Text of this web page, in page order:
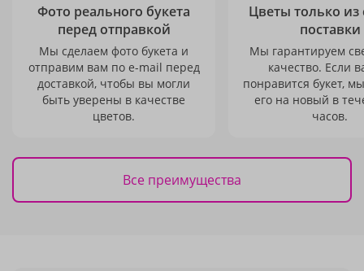
Фото реального букета
перед отправкой
Мы сделаем фото букета и
отправим вам по e-mail перед
доставкой, чтобы вы могли
быть уверены в качестве
цветов.
Цветы только из
поставки
Мы гарантируем
качество. Если
понравится букет,
его на новый в
часов.
Все преимущества